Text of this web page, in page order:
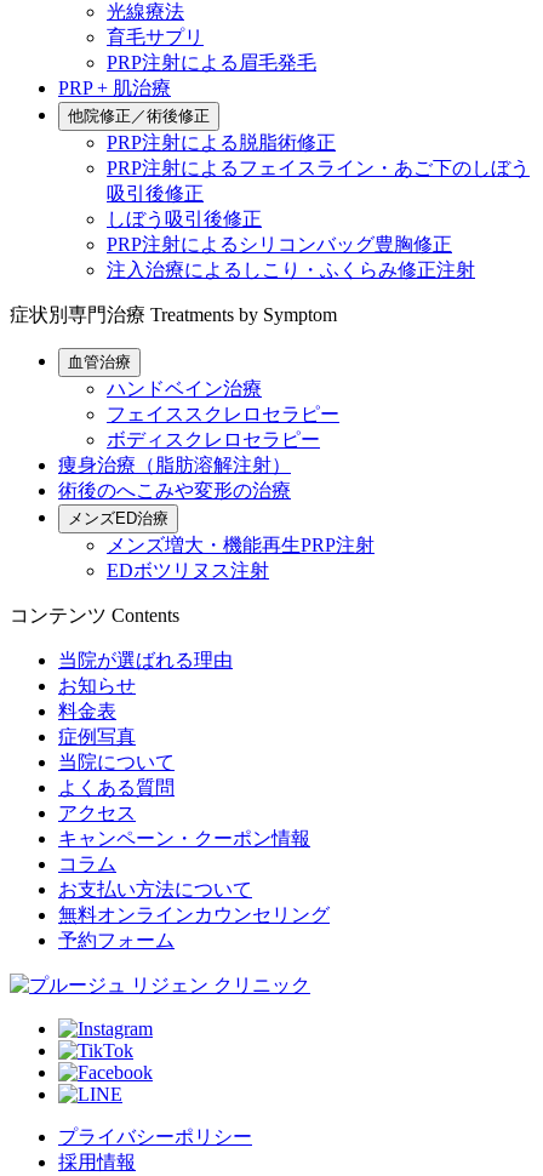
光線療法
育毛サプリ
PRP注射による眉毛発毛
PRP + 肌治療
他院修正／術後修正
PRP注射による脱脂術修正
PRP注射によるフェイスライン・あご下のしぼう
吸引後修正
しぼう吸引後修正
PRP注射によるシリコンバッグ豊胸修正
注入治療によるしこり・ふくらみ修正注射
症状別専門治療 Treatments by Symptom
血管治療
ハンドベイン治療
フェイススクレロセラピー
ボディスクレロセラピー
痩身治療（脂肪溶解注射）
術後のへこみや変形の治療
メンズED治療
メンズ増大・機能再生PRP注射
EDボツリヌス注射
コンテンツ Contents
当院が選ばれる理由
お知らせ
料金表
症例写真
当院について
よくある質問
アクセス
キャンペーン・クーポン情報
コラム
お支払い方法について
無料オンラインカウンセリング
予約フォーム
プライバシーポリシー
採用情報